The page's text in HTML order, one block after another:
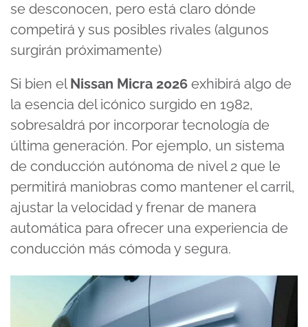
se desconocen, pero está claro dónde
competirá y sus posibles rivales (algunos
surgirán próximamente)
Si bien elNissan Micra 2026 exhibirá algo de
la esencia del icónico surgido en 1982,
sobresaldrá por incorporar tecnología de
última generación. Por ejemplo, un sistema
de conducción autónoma de nivel 2 que le
permitirá maniobras como mantener el carril,
ajustar la velocidad y frenar de manera
automática para ofrecer una experiencia de
conducción más cómoda y segura.